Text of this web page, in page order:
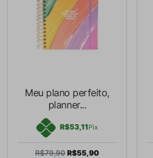
Meu plano perfeito,
planner...
R$53,11Pix
R$79,90 R$55,90